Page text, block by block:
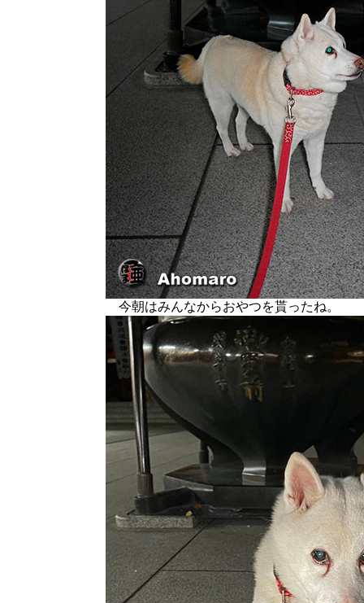
今朝はみんなからおやつを貰ったね。